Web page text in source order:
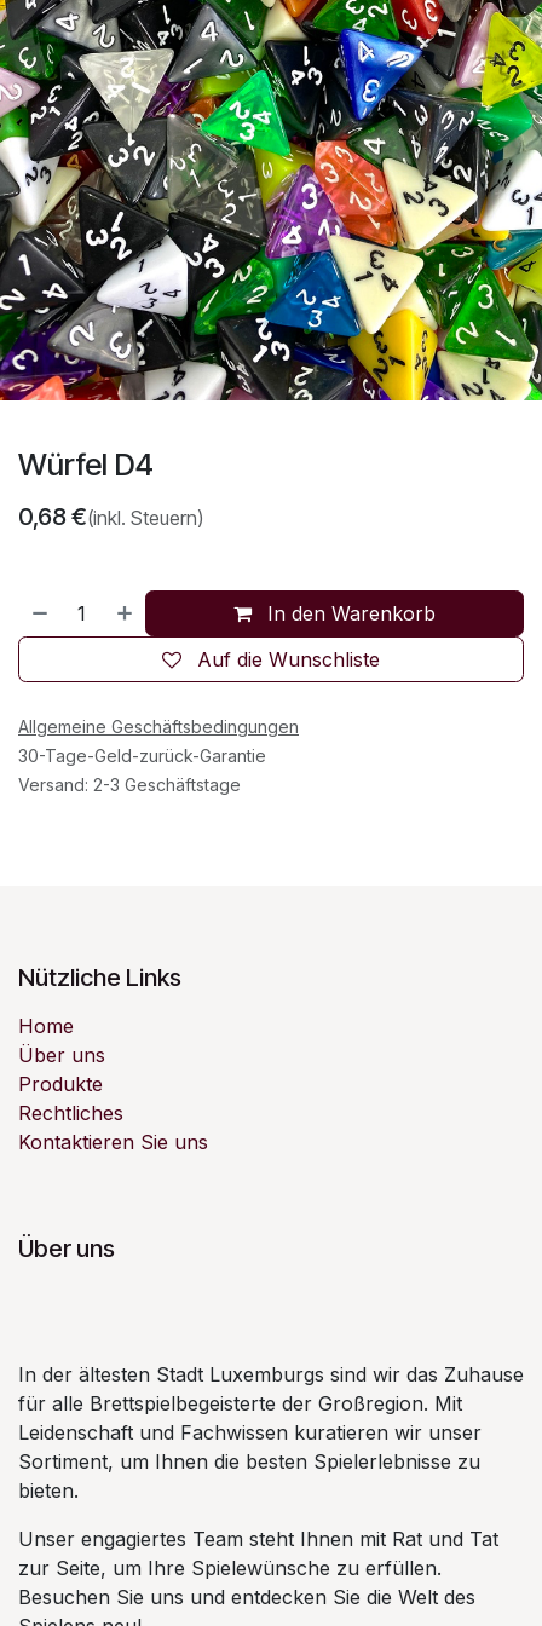
Würfel D4
0,68€(inkl. Steuern)
In den Warenkorb
Auf die Wunschliste
Allgemeine Geschäftsbedingungen
30-Tage-Geld-zurück-Garantie
Versand: 2-3 Geschäftstage
Nützliche Links
Home
Über uns
Produkte
Rechtliches
Kontaktieren Sie uns
Über uns
In der ältesten Stadt Luxemburgs sind wir das Zuhause
für alle Brettspielbegeisterte der Großregion. Mit
Leidenschaft und Fachwissen kuratieren wir unser
Sortiment, um Ihnen die besten Spielerlebnisse zu
bieten.
Unser engagiertes Team steht Ihnen mit Rat und Tat
zur Seite, um Ihre Spielewünsche zu erfüllen.
Besuchen Sie uns und entdecken Sie die Welt des